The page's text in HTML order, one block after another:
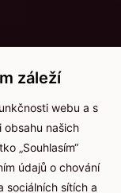
záleží
webu a s
obsahu našich
„Souhlasím“
údajů o chování
sociálních sítích a